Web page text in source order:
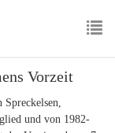
Vorzeit
und von 1982-